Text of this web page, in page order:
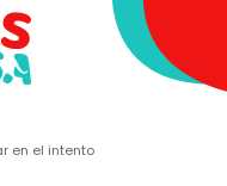
en el intento